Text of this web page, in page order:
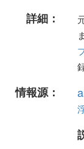
詳細：
情報源：